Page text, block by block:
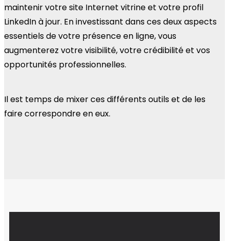
maintenir votre site Internet vitrine et votre profil
LinkedIn à jour. En investissant dans ces deux aspects
essentiels de votre présence en ligne, vous
augmenterez votre visibilité, votre crédibilité et vos
opportunités professionnelles.
Il est temps de mixer ces différents outils et de les
faire correspondre en eux.